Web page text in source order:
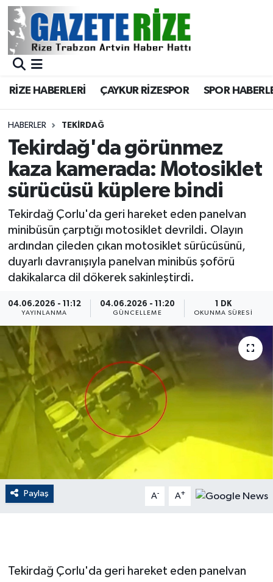
RİZE HABERLERİ ÇAYKUR RİZESPOR SPOR
HABERLER TEKIRDAĞ
Tekirdağ'da görünmez
kaza kamerada: Motosiklet
sürücüsü küplere bindi
Tekirdağ Çorlu'da geri hareket eden panelvan
minibüsün çarptığı motosiklet devrildi. Olayın
ardından çileden çıkan motosiklet sürücüsünü,
duyarlı davranışıyla panelvan minibüs şoförü
dakikalarca dil dökerek sakinleştirdi.
04.06.2026 - 11:12
YAYINLANMA
04.06.2026 - 11:20
GÜNCELLEME
1 DK
OKUNMA SÜRESI
Paylaş A- A+
Tekirdağ Çorlu'da geri hareket eden panelvan
BÖLGEMİZ
Asayiş
Rize Jandarma Komutanlığı
Bilim Teknoloji
Advertising news
Canlı Maç
Dış Haberler
Dünya
EĞİTİM
EKONOMİ
English News
Finans
GENEL
Merkez Nöbetçi Eczaneler
Merkez Trafik Yoğunluk Haritası
Süper Lig Puan Durumu ve Fikstür
Tüm Manşetler
Son Dakika Haberleri
Haber Arşivi